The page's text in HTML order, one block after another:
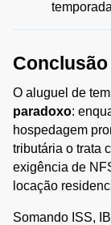
Conclusão
paradoxo:
hospedagem
tributária o trata
exigência de
locação
Somando ISS,